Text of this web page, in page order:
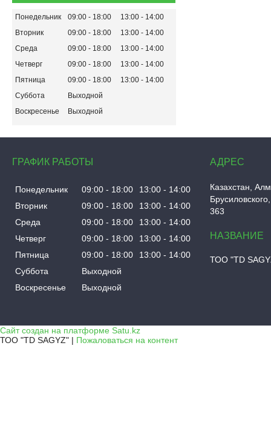
Понедельник 09:00 18:00 13:00
14:00
Вторник
09:00 18:00 13:00
14:00
Среда
09:00 18:00 13:00
14:00
Четверг
09:00 18:00 13:00
14:00
Пятница
09:00 18:00 13:00
14:00
Суббота
Выходной
Воскресенье
Выходной
ГРАФИК РАБОТЫ
Понедельник 09:00 18:00 13:00
14:00
Вторник
09:00 18:00 13:00
14:00
Среда
09:00 18:00 13:00
14:00
Четверг
09:00 18:00 13:00
14:00
Пятница
09:00 18:00 13:00
14:00
Суббота
Выходной
Воскресенье
Выходной
Казахстан
363
ТОО "TD
Сайт создан на платформе Satu.kz
ТОО "TD SAGYZ" | Пожаловаться на контент